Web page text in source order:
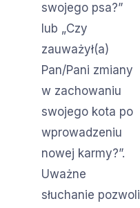
swojego psa?”
lub „Czy
zauważył(a)
Pan/Pani zmiany
w zachowaniu
swojego kota po
wprowadzeniu
nowej karmy?”.
Uważne
słuchanie pozwoli